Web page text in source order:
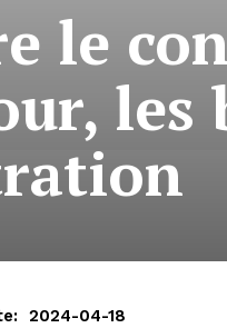
le
les
2024-04-18